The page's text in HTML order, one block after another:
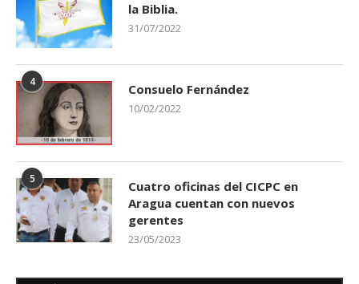
la Biblia.
31/07/2022
4 Consuelo Fernández
10/02/2022
5
Cuatro oficinas del CICPC en
Aragua cuentan con nuevos
gerentes
23/05/2023